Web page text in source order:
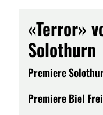
«Terror»
Solothurn
Premiere
Premiere Biel